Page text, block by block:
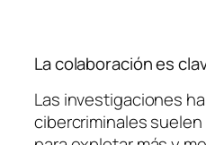
La colaboración es
Las investigaciones
cibercriminales